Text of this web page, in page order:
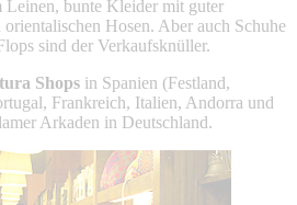
Leinen, bunte Kleider mit guter
Hosen. Aber auch Schuhe
sind der Verkaufsknüller.
Shops in Spanien (Festland,
Frankreich, Italien, Andorra und
Arkaden in Deutschland.